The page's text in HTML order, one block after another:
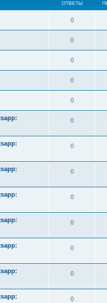
ОТВЕТЫ
0
0
0
0
0
0
0
0
0
0
0
0
0